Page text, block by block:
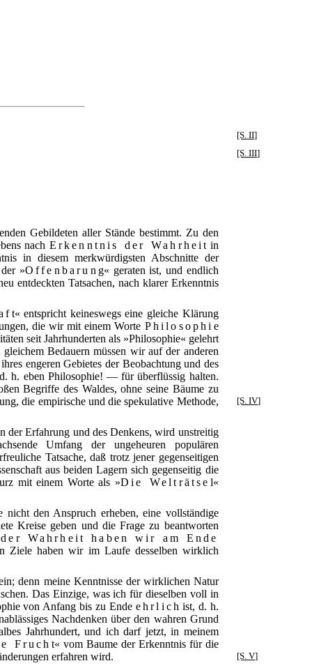
[S. II]
[S. III]
Gebildeten aller Stände bestimmt. Zu den
nach Erkenntnis der Wahrheit in
in diesem merkwürdigsten Abschnitte der
»Offenbarung« geraten ist, und endlich
entdeckten Tatsachen, nach klarer Erkenntnis
« entspricht keineswegs eine gleiche Klärung
die wir mit einem Worte Philosophie
seit Jahrhunderten als »Philosophie« gelehrt
Bedauern müssen wir auf der anderen
engeren Gebietes der Beobachtung und des
h. eben Philosophie! — für überflüssig halten.
Begriffe des Waldes, ohne seine Bäume zu
[S. IV]
die empirische und die spekulative Methode,
der Erfahrung und des Denkens, wird unstreitig
Umfang der ungeheuren populären
Tatsache, daß trotz jener gegenseitigen
aus beiden Lagern sich gegenseitig die
mit einem Worte als »Die Welträtsel«
den Anspruch erheben, eine vollständige
Kreise geben und die Frage zu beantworten
Wahrheit haben wir am Ende
Ziele haben wir im Laufe desselben wirklich
denn meine Kenntnisse der wirklichen Natur
Das Einzige, was ich für dieselben voll in
von Anfang bis zu Ende ehrlich ist, d. h.
Nachdenken über den wahren Grund
Jahrhundert, und ich darf jetzt, in meinem
Frucht« vom Baume der Erkenntnis für die
[S. V]
erfahren wird.